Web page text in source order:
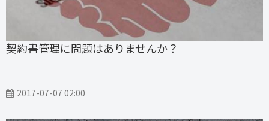
契約書管理に問題はありませんか？
2017-07-07 02:00